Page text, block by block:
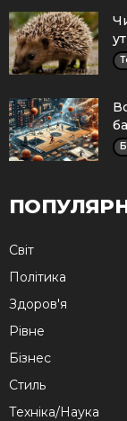
Cвіт
Політика
Здоров'я
Рівне
Бізнес
Стиль
Техніка/Наука